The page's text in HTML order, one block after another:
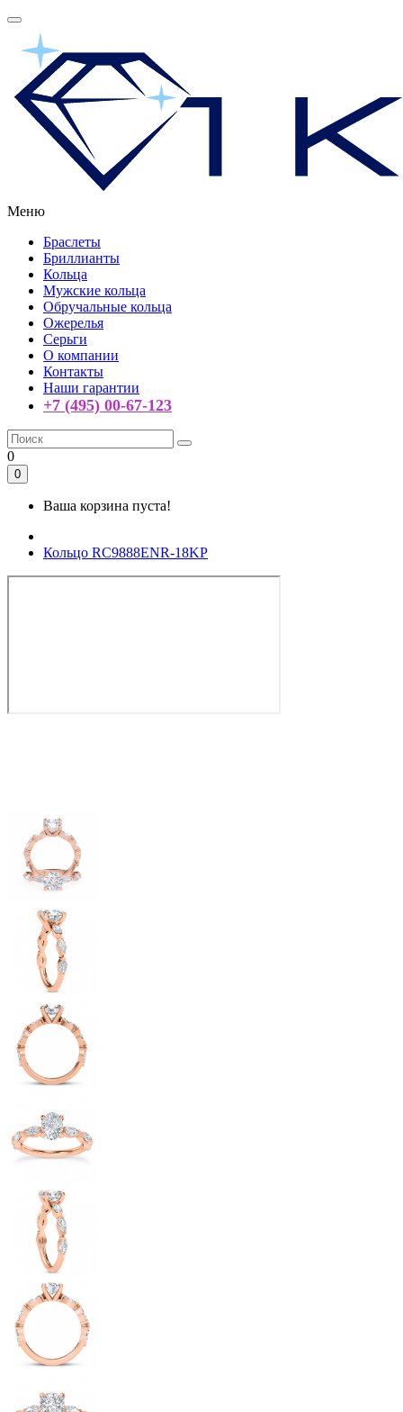
Меню
Браслеты
Бриллианты
Кольца
Мужские кольца
Обручальные кольца
Ожерелья
Серьги
О компании
Контакты
Наши гарантии
+7 (495) 00-67-123
0
0
Ваша корзина пуста!
Кольцо RC9888ENR-18KP